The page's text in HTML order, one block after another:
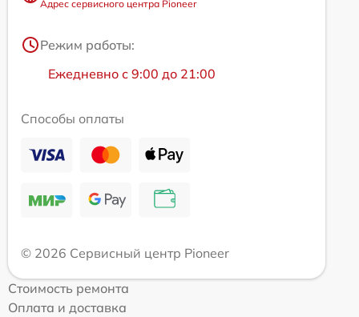
Адрес сервисного центра Pioneer
Режим работы:
Ежедневно с 9:00 до 21:00
Способы оплаты
© 2026 Сервисный центр Pioneer
Стоимость ремонта
Оплата и доставка